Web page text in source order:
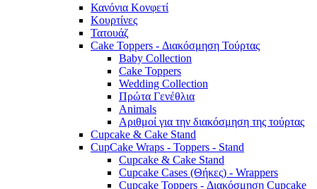
Κανόνια Κονφετί
Κουρτίνες
Τατουάζ
Cake Toppers - Διακόσμηση Τούρτας
Baby Collection
Cake Toppers
Wedding Collection
Πρώτα Γενέθλια
Animals
Αριθμοί για την διακόσμηση της τούρτας
Cupcake & Cake Stand
CupCake Wraps - Toppers - Stand
Cupcake & Cake Stand
Cupcake Cases (Θήκες) - Wrappers
Cupcake Toppers - Διακόσμηση Cupcake